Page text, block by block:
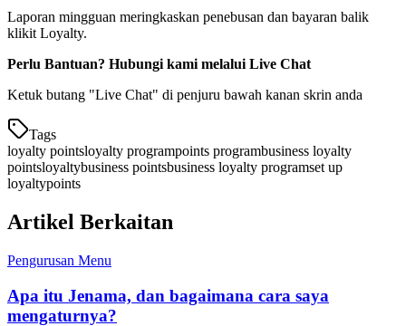
Laporan mingguan meringkaskan penebusan dan bayaran balik
klikit Loyalty.
Perlu Bantuan? Hubungi kami melalui Live Chat
Ketuk butang "Live Chat" di penjuru bawah kanan skrin anda
Tags
loyalty pointsloyalty programpoints programbusiness loyalty
pointsloyaltybusiness pointsbusiness loyalty programset up
loyaltypoints
Artikel Berkaitan
Pengurusan Menu
Apa itu Jenama, dan bagaimana cara saya
mengaturnya?